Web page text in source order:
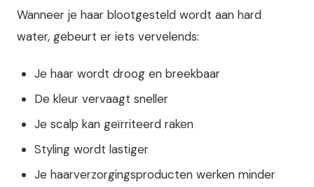
Wanneer je haar blootgesteld wordt aan hard
water, gebeurt er iets vervelends:
Je haar wordt droog en breekbaar
De kleur vervaagt sneller
Je scalp kan geïrriteerd raken
Styling wordt lastiger
Je haarverzorgingsproducten werken minder